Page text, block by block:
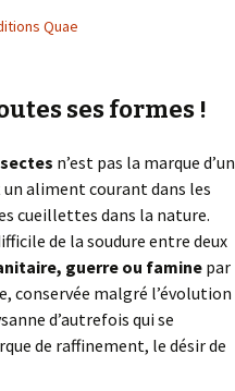
Quae
ses formes !
n’est pas la marque d’un
aliment courant dans les
cueillettes dans la nature.
de la soudure entre deux
guerre ou faminepar
conservée malgré l’évolution
d’autrefois qui se
de raffinement, le désir de